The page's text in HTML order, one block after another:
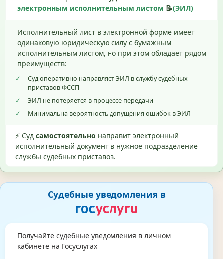
электронным исполнительным листом 📝(ЭИЛ)
Исполнительный лист в электронной форме имеет
одинаковую юридическую силу с бумажным
исполнительным листом, но при этом обладает рядом
преимуществ:
✓
Суд оперативно направляет ЭИЛ в службу судебных
приставов ФССП
✓
ЭИЛ не потеряется в процессе передачи
✓
Минимальна вероятность допущения ошибок в ЭИЛ
⚡ Суд самостоятельно направит электронный
исполнительный документ в нужное подразделение
службы судебных приставов.
Судебные уведомления в
Получайте судебные уведомления в личном
кабинете на Госуслугах